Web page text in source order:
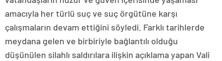
amacıyla her türlü suç ve suç örgütüne karşı
çalışmaların devam ettiğini söyledi. Farklı tarihlerde
meydana gelen ve birbiriyle bağlantılı olduğu
düşünülen silahlı saldırılara ilişkin açıklama yapan Vali